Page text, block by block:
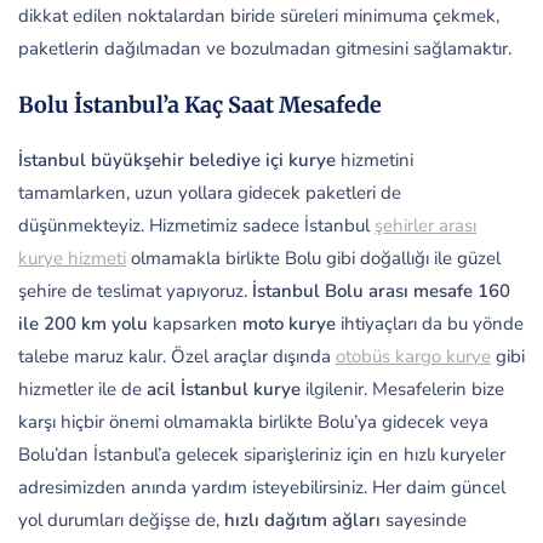
dikkat edilen noktalardan biride süreleri minimuma çekmek,
paketlerin dağılmadan ve bozulmadan gitmesini sağlamaktır.
Bolu İstanbul’a Kaç Saat Mesafede
İstanbul büyükşehir belediye içi kurye hizmetini
tamamlarken, uzun yollara gidecek paketleri de
düşünmekteyiz. Hizmetimiz sadece İstanbul şehirler arası
kurye hizmeti olmamakla birlikte Bolu gibi doğallığı ile güzel
şehire de teslimat yapıyoruz. İstanbul Bolu arası mesafe 160
ile 200 km yolu kapsarken moto kurye ihtiyaçları da bu yönde
talebe maruz kalır. Özel araçlar dışında otobüs kargo kurye gibi
hizmetler ile de acil İstanbul kurye ilgilenir. Mesafelerin bize
karşı hiçbir önemi olmamakla birlikte Bolu’ya gidecek veya
Bolu’dan İstanbul’a gelecek siparişleriniz için en hızlı kuryeler
adresimizden anında yardım isteyebilirsiniz. Her daim güncel
yol durumları değişse de, hızlı dağıtım ağları sayesinde